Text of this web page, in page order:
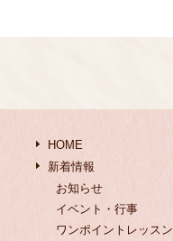
HOME
新着情報
お知らせ
イベント・行事
ワンポイントレッスン